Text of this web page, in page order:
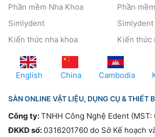
Phần mềm Nha Khoa
Simlydent
Kiến thức nha khoa
Phần
Simlydent
Kiến thức
English China Cambodia
SÀN ONLINE VẬT LIỆU, DỤNG CỤ & THIẾT
Công ty:TNHH Công Nghệ Edent (MST:
ĐKKD số: 0316201760 do Sở Kế hoạch